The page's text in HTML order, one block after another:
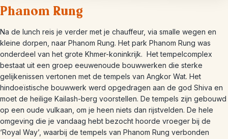
Phanom Rung
Na de lunch reis je verder met je chauffeur, via smalle wegen en
kleine dorpen, naar Phanom Rung. Het park Phanom Rung was
onderdeel van het grote Khmer-koninkrijk. Het tempelcomplex
bestaat uit een groep eeuwenoude bouwwerken die sterke
gelijkenissen vertonen met de tempels van Angkor Wat. Het
hindoeïstische bouwwerk werd opgedragen aan de god Shiva en
moet de heilige Kailash-berg voorstellen. De tempels zijn gebouwd
op een oude vulkaan, om je heen niets dan rijstvelden. De hele
omgeving die je vandaag hebt bezocht hoorde vroeger bij de
‘Royal Way’, waarbij de tempels van Phanom Rung verbonden